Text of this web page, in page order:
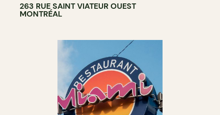
263 RUE SAINT VIATEUR OUEST
MONTRÉAL